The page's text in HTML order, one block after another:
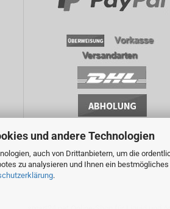
und andere Technologien
auch von Drittanbietern, um die
zu analysieren und Ihnen ein
.